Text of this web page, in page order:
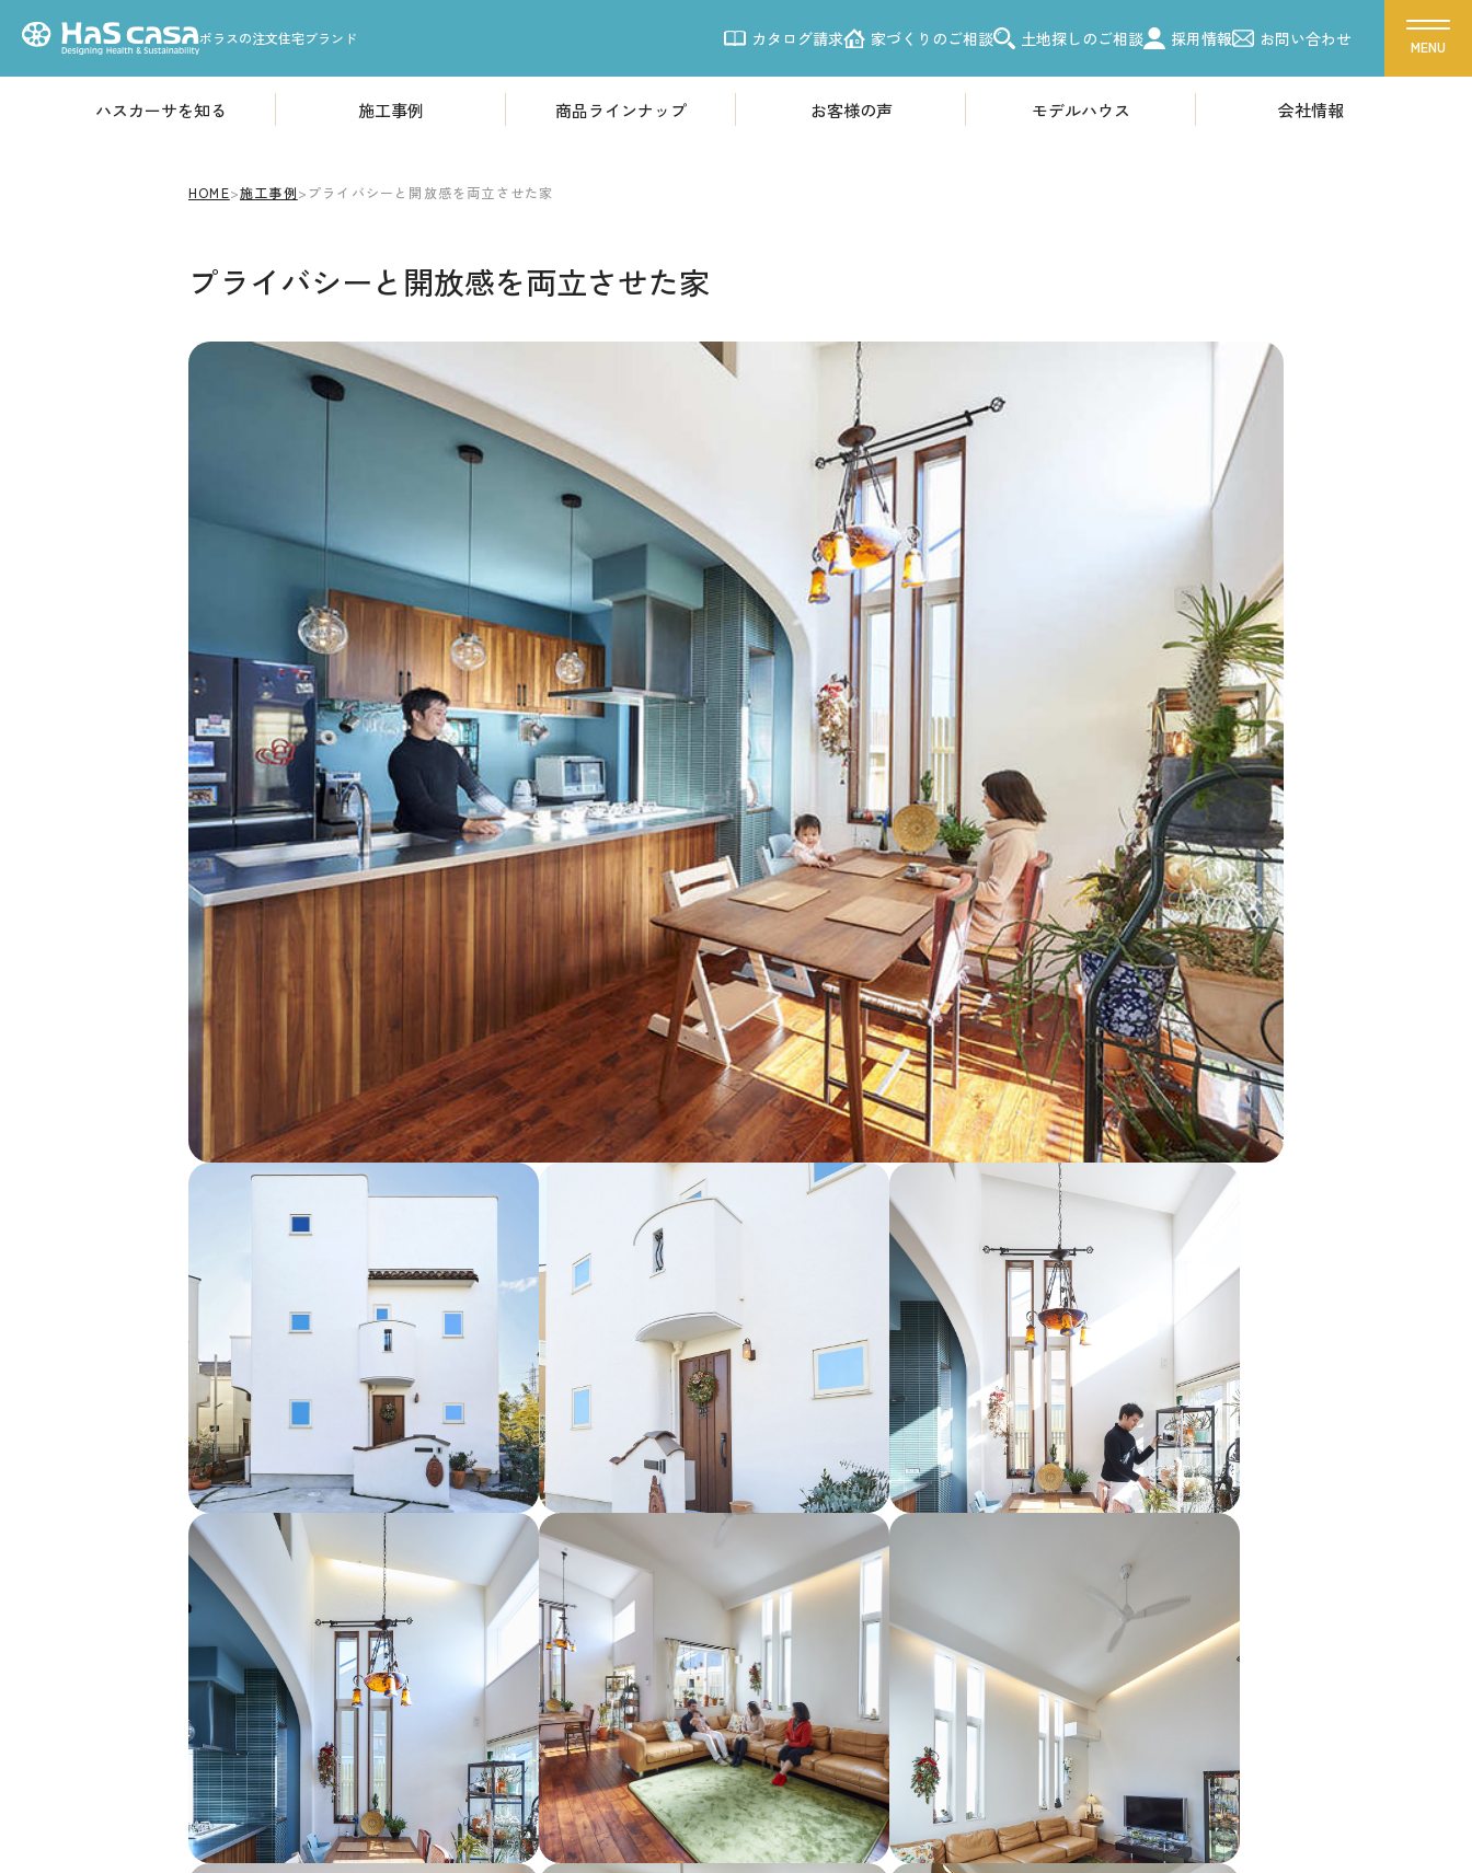
ポラスの注文住宅ブランド カタログ請求 家づくりのご相談 土地探しのご相談 採用情報 お問い合わせ
ハスカーサを知る 施工事例 商品ラインナップ お客様の声 モデルハウス 会社情報
ハスカーサについて
性能について
火災から家を守る
デザインについて
素材のこだわり
ポラスグループについて
保証・アフターメンテナス
商品ラインナップ
シンプルモダン「CASSA」
施工事例
モデルハウス
体感すまいパーク 船橋
新越谷
加平
お客様の声
家づくりの流れ
土地をお探しの方
イベント情報
お問い合わせ
カスタマーハラスメントポリシー
HOME>施工事例> プライバシーと開放感を両立させた家
プライバシーと開放感を両立させた家